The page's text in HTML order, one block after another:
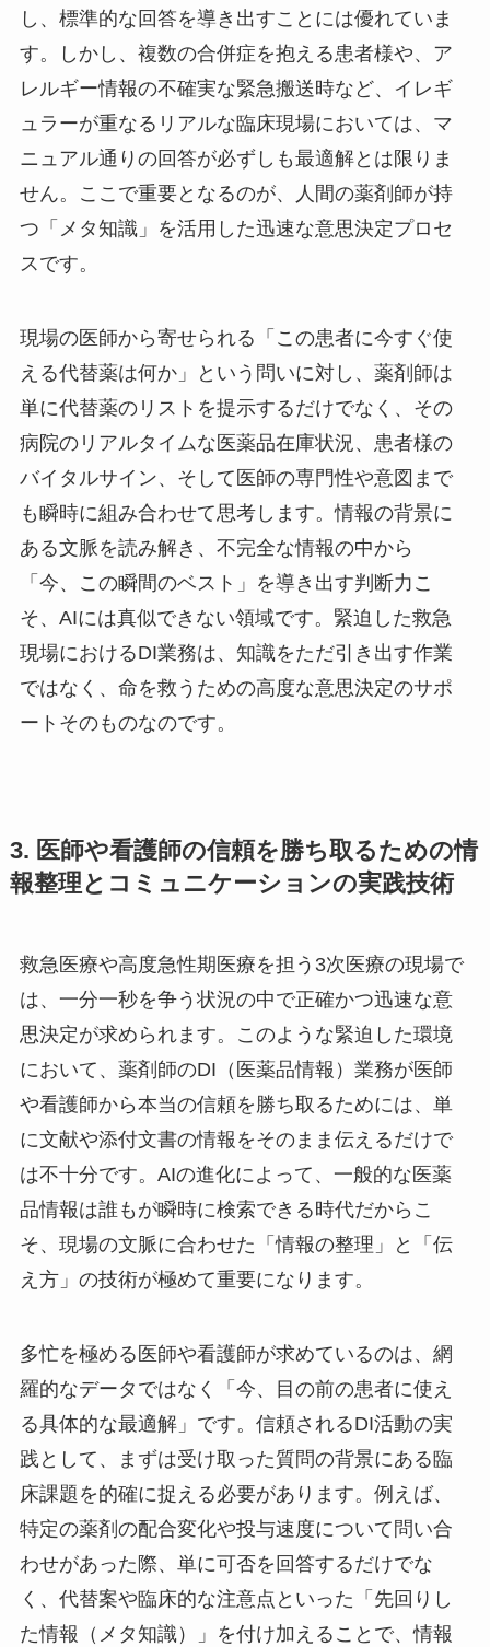
し、標準的な回答を導き出すことには優れていま
す。しかし、複数の合併症を抱える患者様や、ア
レルギー情報の不確実な緊急搬送時など、イレギ
ュラーが重なるリアルな臨床現場においては、マ
ニュアル通りの回答が必ずしも最適解とは限りま
せん。ここで重要となるのが、人間の薬剤師が持
つ「メタ知識」を活用した迅速な意思決定プロセ
スです。
現場の医師から寄せられる「この患者に今すぐ使
える代替薬は何か」という問いに対し、薬剤師は
単に代替薬のリストを提示するだけでなく、その
病院のリアルタイムな医薬品在庫状況、患者様の
バイタルサイン、そして医師の専門性や意図まで
も瞬時に組み合わせて思考します。情報の背景に
ある文脈を読み解き、不完全な情報の中から
「今、この瞬間のベスト」を導き出す判断力こ
そ、AIには真似できない領域です。緊迫した救急
現場におけるDI業務は、知識をただ引き出す作業
ではなく、命を救うための高度な意思決定のサポ
ートそのものなのです。
3. 医師や看護師の信頼を勝ち取るための情
報整理とコミュニケーションの実践技術
救急医療や高度急性期医療を担う3次医療の現場で
は、一分一秒を争う状況の中で正確かつ迅速な意
思決定が求められます。このような緊迫した環境
において、薬剤師のDI（医薬品情報）業務が医師
や看護師から本当の信頼を勝ち取るためには、単
に文献や添付文書の情報をそのまま伝えるだけで
は不十分です。AIの進化によって、一般的な医薬
品情報は誰もが瞬時に検索できる時代だからこ
そ、現場の文脈に合わせた「情報の整理」と「伝
え方」の技術が極めて重要になります。
多忙を極める医師や看護師が求めているのは、網
羅的なデータではなく「今、目の前の患者に使え
る具体的な最適解」です。信頼されるDI活動の実
践として、まずは受け取った質問の背景にある臨
床課題を的確に捉える必要があります。例えば、
特定の薬剤の配合変化や投与速度について問い合
わせがあった際、単に可否を回答するだけでな
く、代替案や臨床的な注意点といった「先回りし
た情報（メタ知識）」を付け加えることで、情報